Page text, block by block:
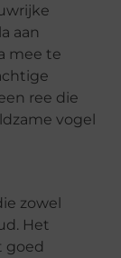
aan
mee te
ree die
vogel
zowel
Het
goed